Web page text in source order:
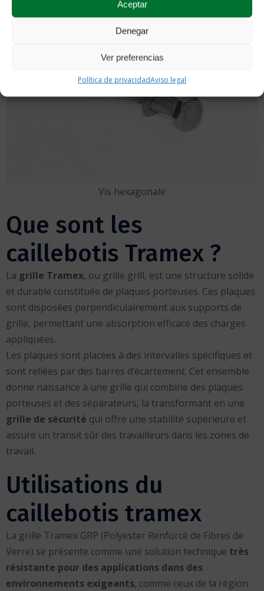
Aceptar
Denegar
Ver preferencias
Política de privacidadAviso legal
Vis hexagonale
Que sont les
caillebotis Tramex ?
La grille Tramex, ou grille grill, est une structure solide
et durable constituée de plaques porteuses. Ces plaques
sont disposées perpendiculairement aux supports de
grille, permettant une absorption efficace des charges
appliquées.
Les plaques sont placées à des intervalles spécifiques et
sont reliées par des barres d’écartement. Cet ensemble
donne naissance à une grille qui combine des plaques
porteuses et des séparateurs, la transformant en une
grille de sécurité qui offre une stabilité supérieure et
assure un transit sûr des travailleurs dans les zones de
travail.
Utilisations du
caillebotis tramex
La grille Tramex GRP (Polyester Renforcé de Fibres de
Verre) se présente comme une solution technique très
résistante pour des applications dans des
environnements exigeants, comme ceux de la région